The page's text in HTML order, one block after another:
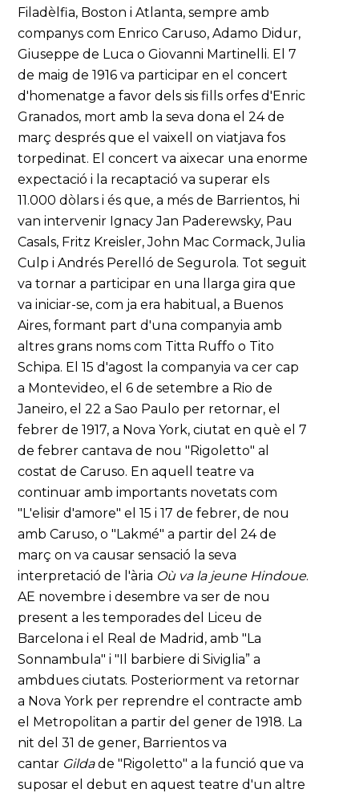
Filadèlfia, Boston i Atlanta, sempre amb
companys com Enrico Caruso, Adamo Didur,
Giuseppe de Luca o Giovanni Martinelli. El 7
de maig de 1916 va participar en el concert
d'homenatge a favor dels sis fills orfes d'Enric
Granados, mort amb la seva dona el 24 de
març després que el vaixell on viatjava fos
torpedinat. El concert va aixecar una enorme
expectació i la recaptació va superar els
11.000 dòlars i és que, a més de Barrientos, hi
van intervenir Ignacy Jan Paderewsky, Pau
Casals, Fritz Kreisler, John Mac Cormack, Julia
Culp i Andrés Perelló de Segurola. Tot seguit
va tornar a participar en una llarga gira que
va iniciar-se, com ja era habitual, a Buenos
Aires, formant part d'una companyia amb
altres grans noms com Titta Ruffo o Tito
Schipa. El 15 d'agost la companyia va cer cap
a Montevideo, el 6 de setembre a Rio de
Janeiro, el 22 a Sao Paulo per retornar, el
febrer de 1917, a Nova York, ciutat en què el 7
de febrer cantava de nou "Rigoletto" al
costat de Caruso. En aquell teatre va
continuar amb importants novetats com
"L'elisir d'amore" el 15 i 17 de febrer, de nou
amb Caruso, o "Lakmé" a partir del 24 de
març on va causar sensació la seva
interpretació de l'ària Où va la jeune Hindoue.
AE novembre i desembre va ser de nou
present a les temporades del Liceu de
Barcelona i el Real de Madrid, amb "La
Sonnambula" i "Il barbiere di Siviglia” a
ambdues ciutats. Posteriorment va retornar
a Nova York per reprendre el contracte amb
el Metropolitan a partir del gener de 1918. La
nit del 31 de gener, Barrientos va
cantar Gildade "Rigoletto" a la funció que va
suposar el debut en aquest teatre d'un altre